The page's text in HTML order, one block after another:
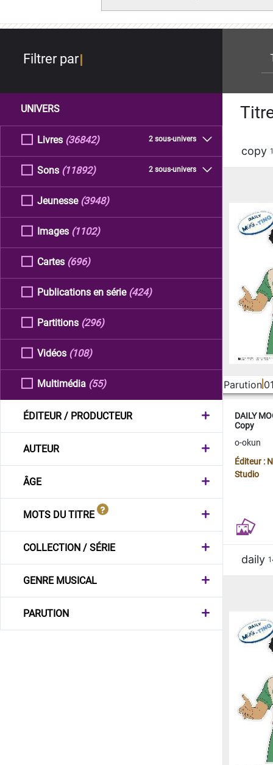
Filtrer par
UNIVERS
Livres 2 sous-univers
(36842)
Sons 2 sous-univers
(11892)
Jeunesse (3948)
Images (1102)
Cartes (696)
Publications en série (424)
Partitions (296)
Vidéos (108)
Multimédia (55)
ÉDITEUR / PRODUCTEUR
AUTEUR
ÂGE
MOTS DU TITRE
COLLECTION / SÉRIE
GENRE MUSICAL
PARUTION
copy
Parution
DAILY
Copy
o-okun
Éditeur :
Studio
daily